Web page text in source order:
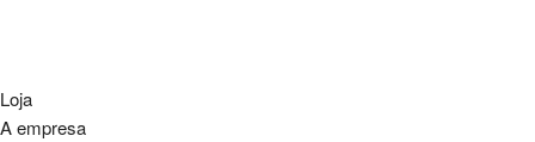
Loja
A empresa